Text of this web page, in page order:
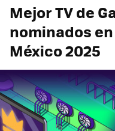
Mejor TV de
nominados
México 2025